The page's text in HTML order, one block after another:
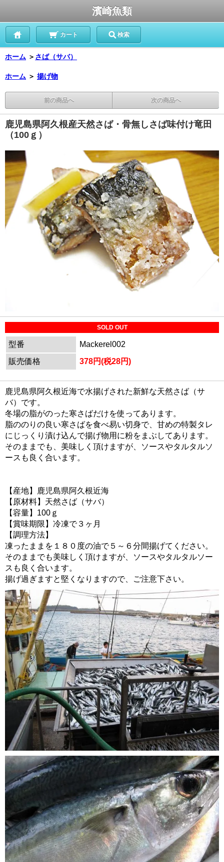
濱崎魚類
カート 検索
ホーム ＞ さば（サバ）
ホーム ＞ 揚げ物
前の商品へ 次の商品へ
鹿児島県阿久根産天然さば・骨無しさば味付け竜田
（100ｇ）
SOLD OUT
型番
Mackerel002
販売価格
378円(税28円)
鹿児島県阿久根近海で水揚げされた新鮮な天然さば（サ
バ）です。
冬場の脂がのった寒さばだけを使ってあります。
脂ののりの良い寒さばを食べ易い切身で、甘めの特製タレ
にじっくり漬け込んで揚げ物用に粉をまぶしてあります。
そのままでも、美味しく頂けますが、ソースやタルタルソ
ースも良く合います。
【産地】鹿児島県阿久根近海
【原材料】天然さば（サバ）
【容量】100ｇ
【賞味期限】冷凍で３ヶ月
【調理方法】
凍ったままを１８０度の油で５～６分間揚げてください。
そのままでも美味しく頂けますが、ソースやタルタルソー
スも良く合います。
揚げ過ぎますと堅くなりますので、ご注意下さい。